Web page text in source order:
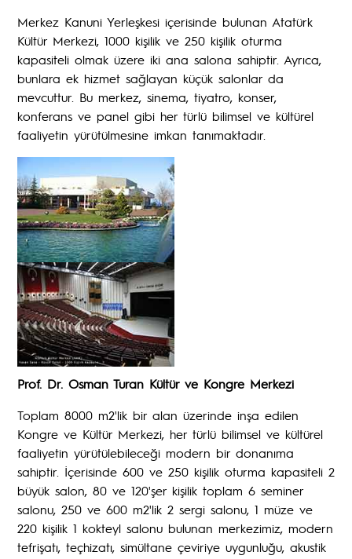
Merkez Kanuni Yerleşkesi içerisinde bulunan Atatürk
Kültür Merkezi, 1000 kişilik ve 250 kişilik oturma
kapasiteli olmak üzere iki ana salona sahiptir. Ayrıca,
bunlara ek hizmet sağlayan küçük salonlar da
mevcuttur. Bu merkez, sinema, tiyatro, konser,
konferans ve panel gibi her türlü bilimsel ve kültürel
faaliyetin yürütülmesine imkan tanımaktadır.
Prof. Dr. Osman Turan Kültür ve Kongre Merkezi
Toplam 8000 m2'lik bir alan üzerinde inşa edilen
Kongre ve Kültür Merkezi, her türlü bilimsel ve kültürel
faaliyetin yürütülebileceği modern bir donanıma
sahiptir. İçerisinde 600 ve 250 kişilik oturma kapasiteli 2
büyük salon, 80 ve 120'şer kişilik toplam 6 seminer
salonu, 250 ve 600 m2'lik 2 sergi salonu, 1 müze ve
220 kişilik 1 kokteyl salonu bulunan merkezimiz, modern
tefrişatı, teçhizatı, simültane çeviriye uygunluğu, akustik